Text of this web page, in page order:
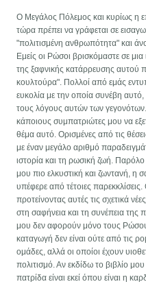
Ο Μεγάλος Πόλεμος και κυρίως η
τώρα πρέπει να γράφεται σε
"πολιτισμένη ανθρωπότητα" και
Εμείς οι Ρώσοι βρισκόμαστε σε
της ξαφνικής κατάρρευσης αυτού
κουλτούρα". Πολλοί από εμάς
ευκολία με την οποία συνέβη αυτό,
τους λόγους αυτών των
κάποιους συμπατριώτες μου να
θέμα αυτό. Ορισμένες από τις
με έναν μεγάλο αριθμό
ιστορία και τη ρωσική ζωή.
μου πιο ελκυστική και ζωντανή, η
υπέφερε από τέτοιες
προτείνοντας αυτές τις σχετικά
στη σαφήνεια και τη συνέπεια της
μου δεν αφορούν μόνο τους
καταγωγή δεν είναι ούτε από τις
ομάδες, αλλά οι οποίοι έχουν
πολιτισμό. Αν εκδίδω το βιβλίο
πατρίδα είναι εκεί όπου είναι η